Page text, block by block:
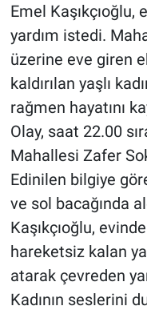
Emel
yardım istedi.
üzerine eve giren
kaldırılan yaşlı
rağmen hayatını
Olay, saat 22.00
Mahallesi Zafer
Edinilen bilgiye
ve sol bacağında
Kaşıkçıoğlu,
hareketsiz kalan
atarak çevreden
Kadının seslerini